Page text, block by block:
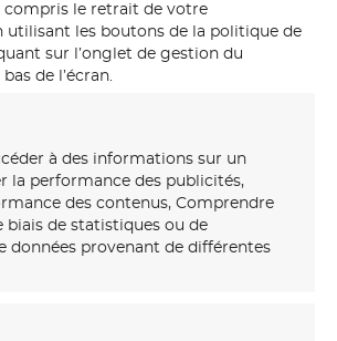
le retrait de votre
utilisant les boutons de la politique de
sur l’onglet de gestion du
de l’écran.
à des informations sur un
la performance des publicités,
des contenus, Comprendre
biais de statistiques ou de
données provenant de différentes
S.
sur les
de
de
unique,